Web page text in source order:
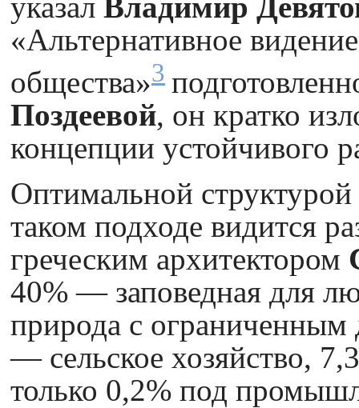
указал Владимир
«Альтернативное
общества»3
Поздеевой, он кратко
концепции устойчивого
Оптимальной
таком подходе видится
греческим архитектором
40% — заповедная для
природа с
— сельское хозяйство,
только 0,2% под